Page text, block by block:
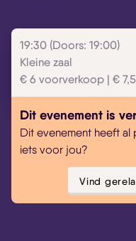
19:30 (Doors: 19:00)
Kleine zaal
€ 6 voorverkoop | €
Dit evenement is
Dit evenement heeft al
iets voor jou?
Vind